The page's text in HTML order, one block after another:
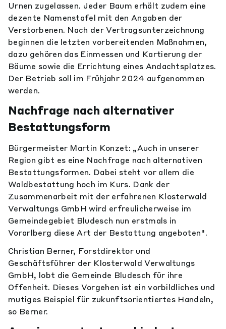
Urnen zugelassen. Jeder Baum erhält zudem eine
dezente Namenstafel mit den Angaben der
Verstorbenen. Nach der Vertragsunterzeichnung
beginnen die letzten vorbereitenden Maßnahmen,
dazu gehören das Einmessen und Kartierung der
Bäume sowie die Errichtung eines Andachtsplatzes.
Der Betrieb soll im Frühjahr 2024 aufgenommen
werden.
Nachfrage nach alternativer
Bestattungsform
Bürgermeister Martin Konzet: „Auch in unserer
Region gibt es eine Nachfrage nach alternativen
Bestattungsformen. Dabei steht vor allem die
Waldbestattung hoch im Kurs. Dank der
Zusammenarbeit mit der erfahrenen Klosterwald
Verwaltungs GmbH wird erfreulicherweise im
Gemeindegebiet Bludesch nun erstmals in
Vorarlberg diese Art der Bestattung angeboten".
Christian Berner, Forstdirektor und
Geschäftsführer der Klosterwald Verwaltungs
GmbH, lobt die Gemeinde Bludesch für ihre
Offenheit. Dieses Vorgehen ist ein vorbildliches und
mutiges Beispiel für zukunftsorientiertes Handeln,
so Berner.